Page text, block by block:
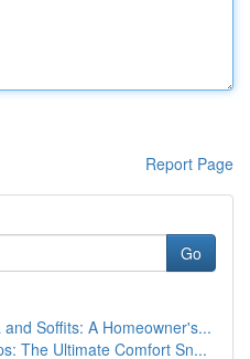
Report Page
Go
Soffits: A Homeowner's...
The Ultimate Comfort Sn...